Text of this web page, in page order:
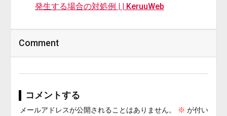
発生する場合の対処例 | | KeruuWeb
Comment
コメントする
メールアドレスが公開されることはありません。 ※ が付い